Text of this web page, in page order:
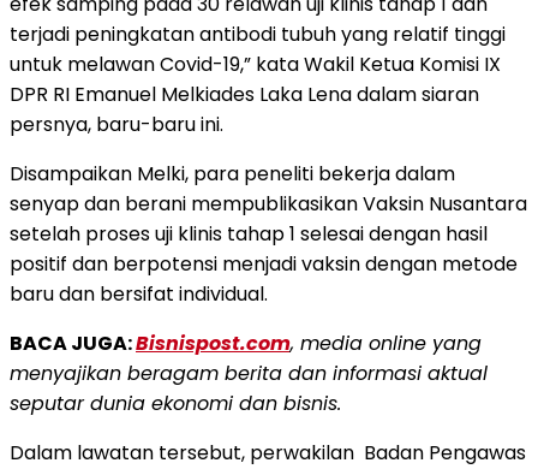
terjadi peningkatan antibodi tubuh yang relatif tinggi
untuk melawan Covid-19,” kata Wakil Ketua Komisi IX
DPR RI Emanuel Melkiades Laka Lena dalam siaran
persnya, baru-baru ini.
Disampaikan Melki, para peneliti bekerja dalam
senyap dan berani mempublikasikan Vaksin Nusantara
setelah proses uji klinis tahap 1 selesai dengan hasil
positif dan berpotensi menjadi vaksin dengan metode
baru dan bersifat individual.
BACA JUGA:Bisnispost.com, media online yang
menyajikan beragam berita dan informasi aktual
seputar dunia ekonomi dan bisnis.
Dalam lawatan tersebut, perwakilan Badan Pengawas